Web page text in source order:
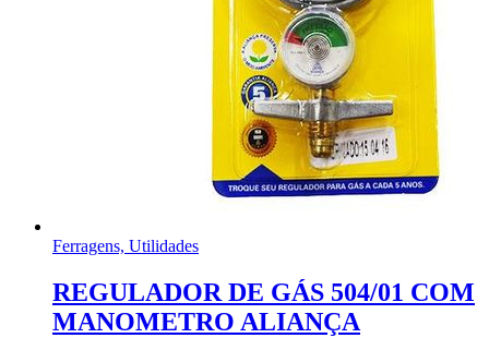
Ferragens, Utilidades
REGULADOR DE GÁS 504/01 COM
MANOMETRO ALIANÇA